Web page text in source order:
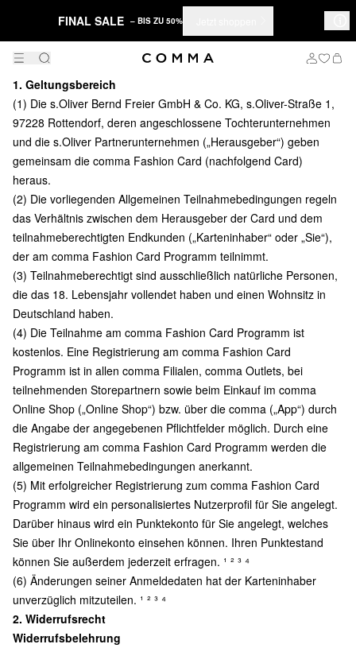
FINAL SALE – BIS ZU 50%
1. Geltungsbereich
(1) Die s.Oliver Bernd Freier GmbH & Co. KG, s.Oliver-Straße 1,
97228 Rottendorf, deren angeschlossene Tochterunternehmen
und die s.Oliver Partnerunternehmen („Herausgeber“) geben
gemeinsam die comma Fashion Card (nachfolgend Card)
heraus.
(2) Die vorliegenden Allgemeinen Teilnahmebedingungen regeln
das Verhältnis zwischen dem Herausgeber der Card und dem
teilnahmeberechtigten Endkunden („Karteninhaber“ oder „Sie“),
der am comma Fashion Card Programm teilnimmt.
(3) Teilnahmeberechtigt sind ausschließlich natürliche Personen,
die das 18. Lebensjahr vollendet haben und einen Wohnsitz in
Deutschland haben.
(4) Die Teilnahme am comma Fashion Card Programm ist
kostenlos. Eine Registrierung am comma Fashion Card
Programm ist in allen comma Filialen, comma Outlets, bei
teilnehmenden Storepartnern sowie beim Einkauf im comma
Online Shop („Online Shop“) bzw. über die comma („App“) durch
die Angabe der angegebenen Pflichtfelder möglich. Durch eine
Registrierung am comma Fashion Card Programm werden die
allgemeinen Teilnahmebedingungen anerkannt.
(5) Mit erfolgreicher Registrierung zum comma Fashion Card
Programm wird ein personalisiertes Nutzerprofil für Sie angelegt.
Darüber hinaus wird ein Punktekonto für Sie angelegt, welches
Sie über Ihr Onlinekonto einsehen können. Ihren Punktestand
können Sie außerdem jederzeit erfragen. ¹ ² ³ ⁴
(6) Änderungen seiner Anmeldedaten hat der Karteninhaber
unverzüglich mitzuteilen. ¹ ² ³ ⁴
2. Widerrufsrecht
Widerrufsbelehrung